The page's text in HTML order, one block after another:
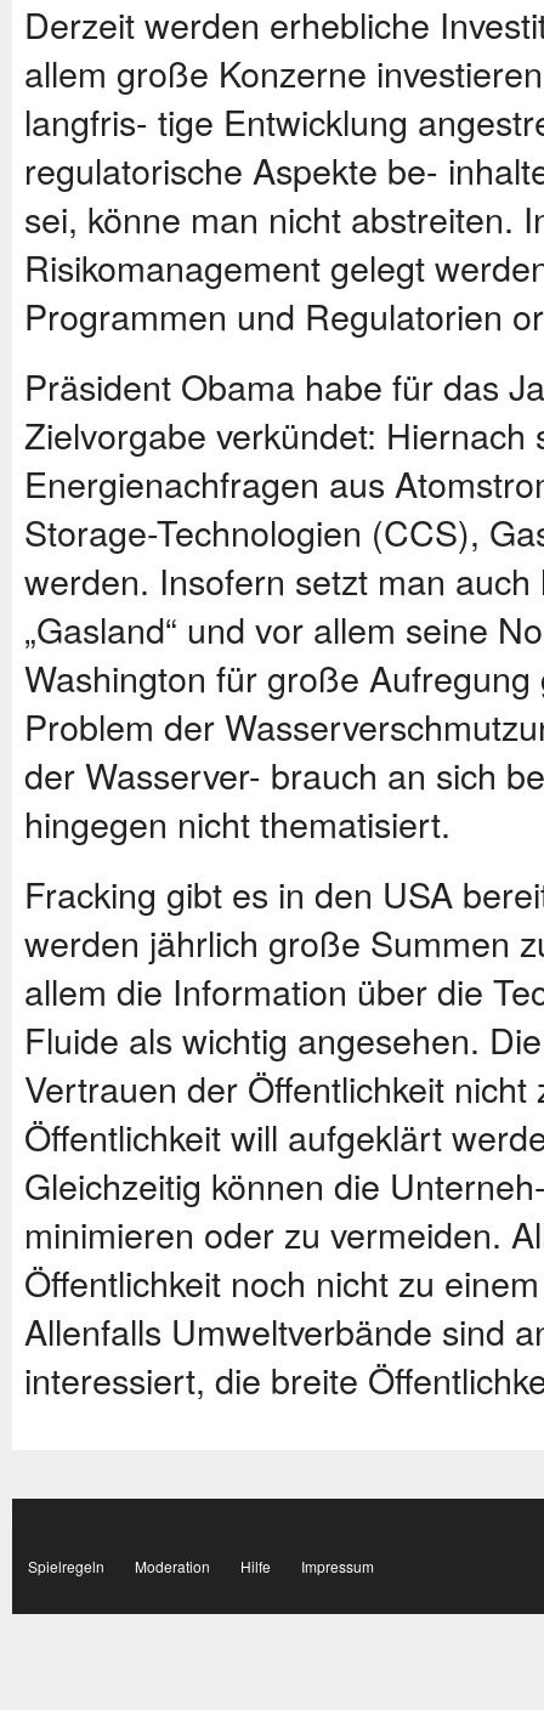
Derzeit werden erhebliche
allem große Konzerne
langfris- tige Entwicklung
regulatorische Aspekte be-
sei, könne man nicht abstreiten.
Risikomanagement gelegt
Programmen und Regulatorien
Präsident Obama habe für das
Zielvorgabe verkündet: Hiernach
Energienachfragen aus
Storage-Technologien (CCS),
werden. Insofern setzt man
„Gasland“ und vor allem seine
Washington für große
Problem der
der Wasserver- brauch an sich
hingegen nicht thematisiert.
Fracking gibt es in den USA
werden jährlich große Summen
allem die Information über die
Fluide als wichtig angesehen.
Vertrauen der Öffentlichkeit
Öffentlichkeit will aufgeklärt
Gleichzeitig können die
minimieren oder zu vermeiden.
Öffentlichkeit noch nicht zu
Allenfalls Umweltverbände sind
interessiert, die breite
Spielregeln Moderation Hilfe Impressum